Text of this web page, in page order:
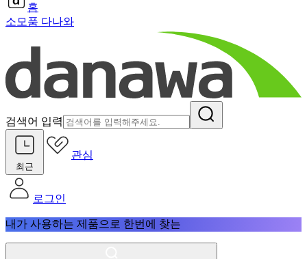
홈
소모품 다나와
검색어 입력
최근
관심
로그인
내가 사용하는 제품으로 한번에 찾는